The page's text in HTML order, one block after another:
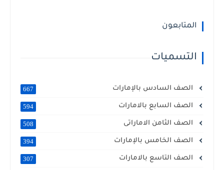
المتابعون
التسميات
الصف السادس بالإمارات 667
الصف السابع بالامارات 594
الصف الثامن الاماراتى 508
الصف الخامس بالإمارات 394
الصف التاسع بالامارات 307